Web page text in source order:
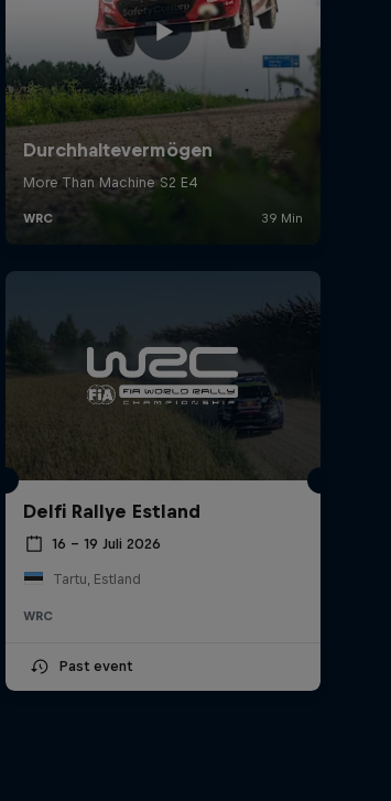
Delfi Rallye Estland
16 – 19 Juli 2026
Tartu, Estland
WRC
Past event